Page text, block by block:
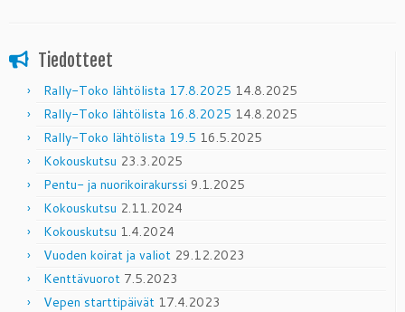
Tiedotteet
Rally-Toko lähtölista 17.8.2025 14.8.2025
Rally-Toko lähtölista 16.8.2025 14.8.2025
Rally-Toko lähtölista 19.5 16.5.2025
Kokouskutsu 23.3.2025
Pentu- ja nuorikoirakurssi 9.1.2025
Kokouskutsu 2.11.2024
Kokouskutsu 1.4.2024
Vuoden koirat ja valiot 29.12.2023
Kenttävuorot 7.5.2023
Vepen starttipäivät 17.4.2023